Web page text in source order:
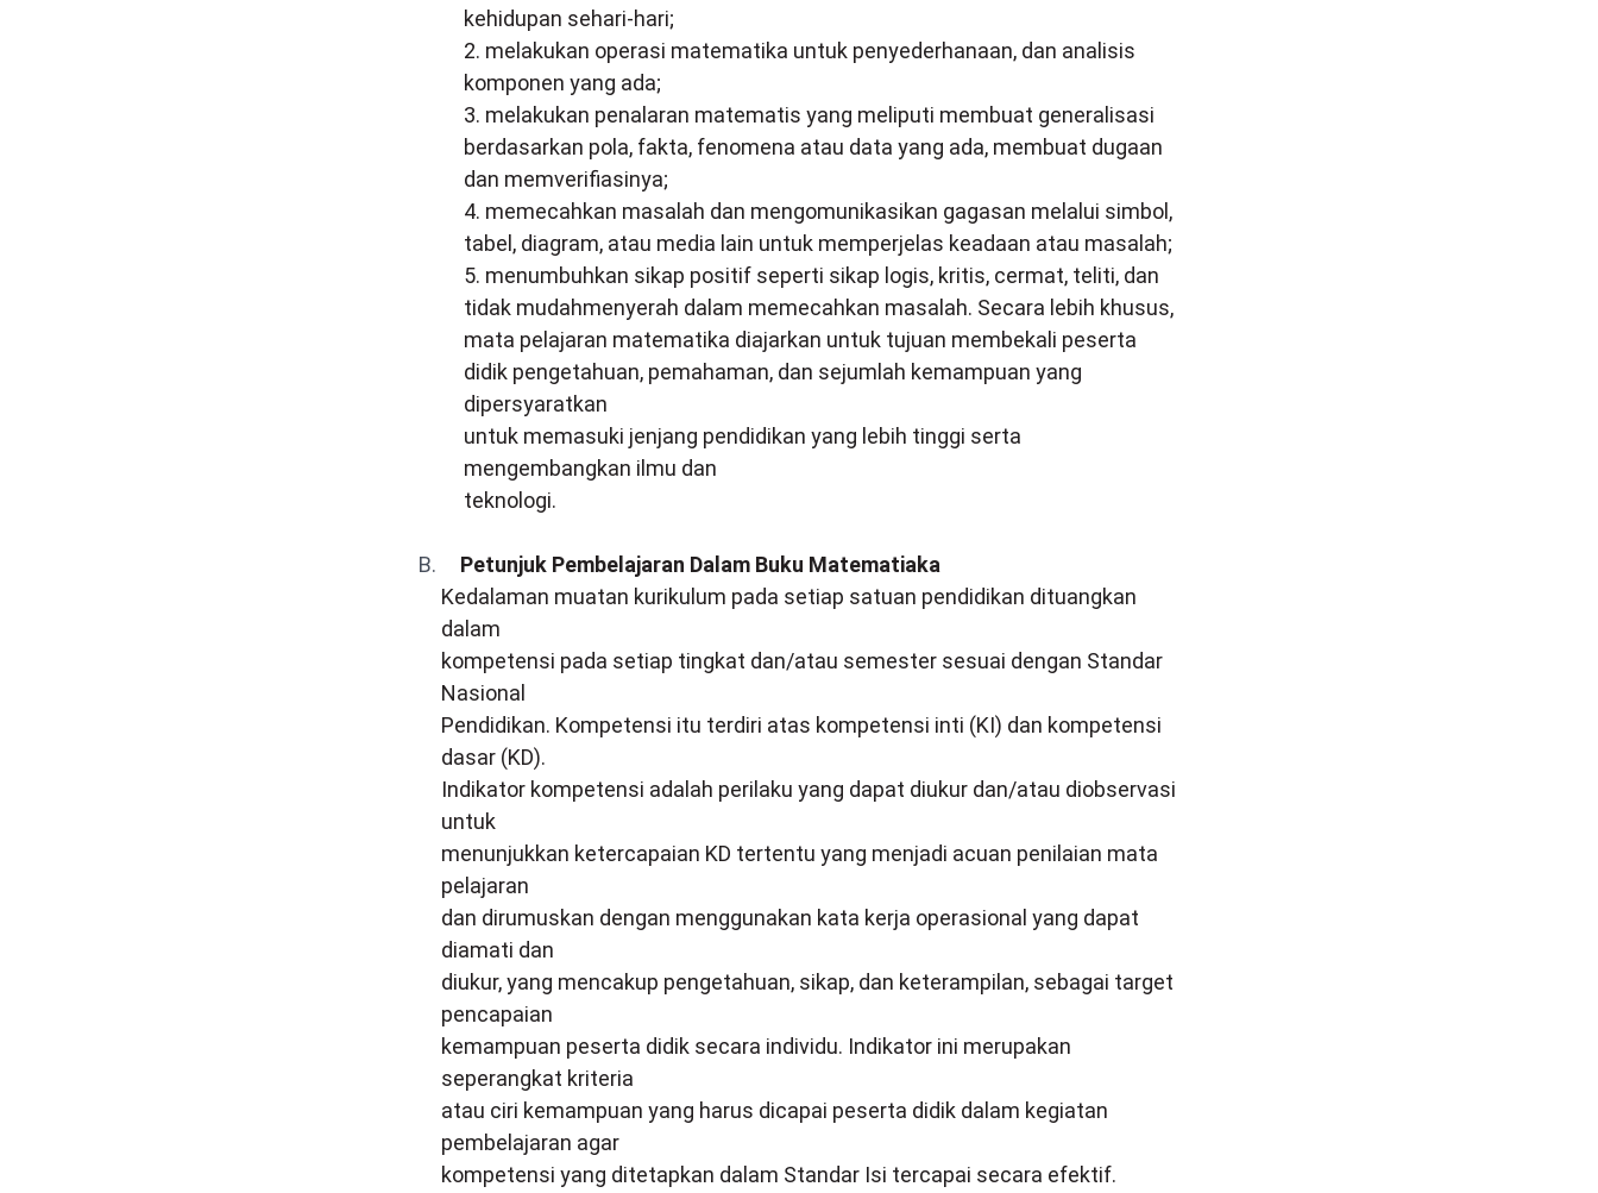
kehidupan sehari-hari;
2. melakukan operasi matematika untuk penyederhanaan, dan analisis
komponen yang ada;
3. melakukan penalaran matematis yang meliputi membuat generalisasi
berdasarkan pola, fakta, fenomena atau data yang ada, membuat dugaan
dan memverifiasinya;
4. memecahkan masalah dan mengomunikasikan gagasan melalui simbol,
tabel, diagram, atau media lain untuk memperjelas keadaan atau masalah;
5. menumbuhkan sikap positif seperti sikap logis, kritis, cermat, teliti, dan
tidak mudahmenyerah dalam memecahkan masalah. Secara lebih khusus,
mata pelajaran matematika diajarkan untuk tujuan membekali peserta
didik pengetahuan, pemahaman, dan sejumlah kemampuan yang
dipersyaratkan
untuk memasuki jenjang pendidikan yang lebih tinggi serta
mengembangkan ilmu dan
teknologi.
B. Petunjuk Pembelajaran Dalam Buku Matematiaka
Kedalaman muatan kurikulum pada setiap satuan pendidikan dituangkan
dalam
kompetensi pada setiap tingkat dan/atau semester sesuai dengan Standar
Nasional
Pendidikan. Kompetensi itu terdiri atas kompetensi inti (KI) dan kompetensi
dasar (KD).
Indikator kompetensi adalah perilaku yang dapat diukur dan/atau diobservasi
untuk
menunjukkan ketercapaian KD tertentu yang menjadi acuan penilaian mata
pelajaran
dan dirumuskan dengan menggunakan kata kerja operasional yang dapat
diamati dan
diukur, yang mencakup pengetahuan, sikap, dan keterampilan, sebagai target
pencapaian
kemampuan peserta didik secara individu. Indikator ini merupakan
seperangkat kriteria
atau ciri kemampuan yang harus dicapai peserta didik dalam kegiatan
pembelajaran agar
kompetensi yang ditetapkan dalam Standar Isi tercapai secara efektif.